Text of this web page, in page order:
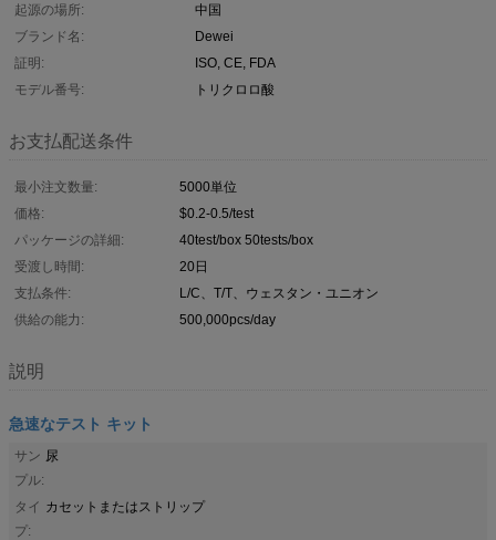
起源の場所:
中国
ブランド名:
Dewei
証明:
ISO, CE, FDA
モデル番号:
トリクロロ酸
お支払配送条件
最小注文数量:
5000単位
価格:
$0.2-0.5/test
パッケージの詳細:
40test/box 50tests/box
受渡し時間:
20日
支払条件:
L/C、T/T、ウェスタン・ユニオン
供給の能力:
500,000pcs/day
説明
急速なテスト キット
サン
プル:
尿
タイ
プ:
カセットまたはストリップ